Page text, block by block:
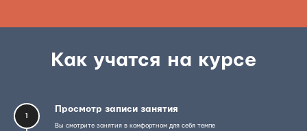
Как учатся на курсе
1
Просмотр записи занятия
Вы смотрите занятия в комфортном для себя темпе